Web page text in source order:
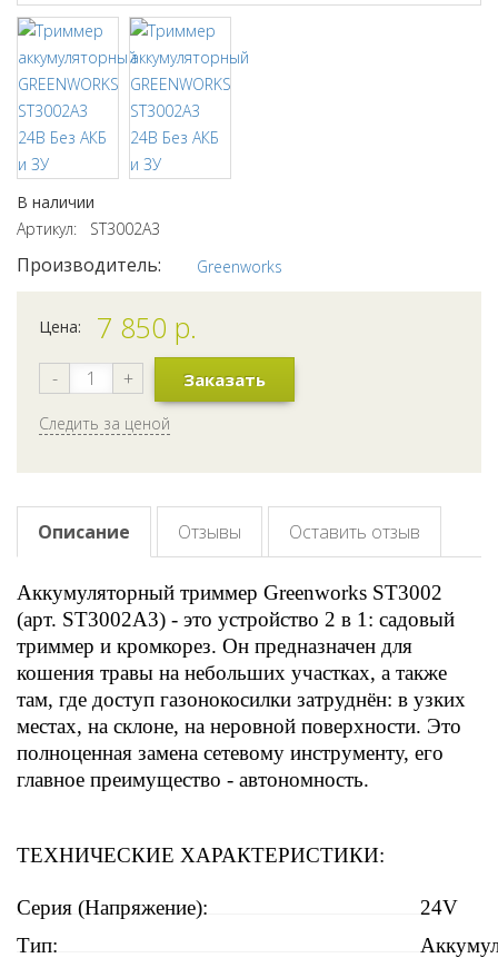
В наличии
Артикул: ST3002A3
Производитель: Greenworks
Цена: 7 850 р.
- + Заказать
Следить за ценой
Описание Отзывы Оставить отзыв
Аккумуляторный триммер Greenworks ST3002
(арт. ST3002A3) - это устройство 2 в 1: садовый
триммер и кромкорез. Он предназначен для
кошения травы на небольших участках, а также
там, где доступ газонокосилки затруднён: в узких
местах, на склоне, на неровной поверхности. Это
полноценная замена сетевому инструменту, его
главное преимущество - автономность.
ТЕХНИЧЕСКИЕ ХАРАКТЕРИСТИКИ:
Серия (Напряжение):
24V
Тип: